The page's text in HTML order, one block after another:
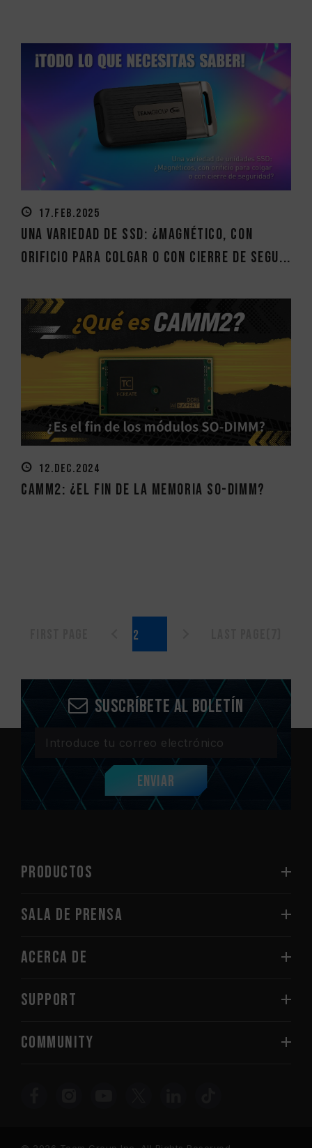
17.FEB.2025
Una variedad de SSD: ¿Magnético, con
orificio para colgar o con cierre de segu...
12.DEC.2024
CAMM2: ¿el fin de la memoria SO-DIMM?
Suscríbete al boletín
Enviar
PRODUCTOS
Sala de prensa
Acerca de
SUPPORT
COMMUNITY